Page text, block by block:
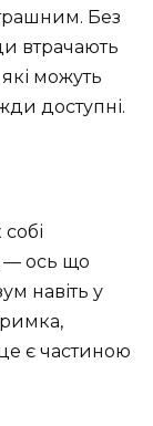
Без
втрачають
можуть
доступні.
— ось що
навіть у
є частиною